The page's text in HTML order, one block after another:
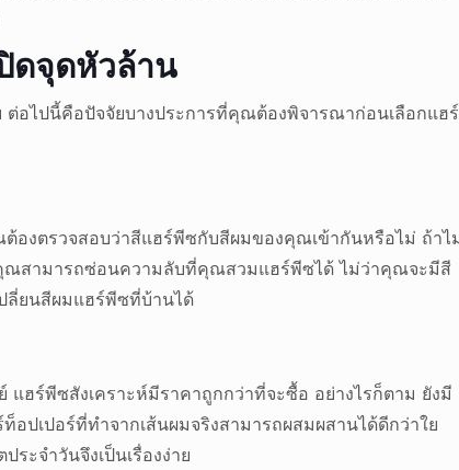
ดจุดหัวล้าน
ไปนี้คือปัจจัยบางประการที่คุณต้องพิจารณาก่อนเลือกแฮร์
องตรวจสอบว่าสีแฮร์พีซกับสีผมของคุณเข้ากันหรือไม่ ถ้าไ
สามารถซ่อนความลับที่คุณสวมแฮร์พีซได้ ไม่ว่าคุณจะมีสี
ลี่ยนสีผมแฮร์พีซที่บ้านได้
ฮร์พีซสังเคราะห์มีราคาถูกกว่าที่จะซื้อ อย่างไรก็ตาม ยังมี
อปเปอร์ที่ทำจากเส้นผมจริงสามารถผสมผสานได้ดีกว่าใย
ะจำวันจึงเป็นเรื่องง่าย